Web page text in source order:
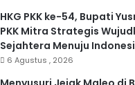
HKG PKK ke-54, Bupati
PKK Mitra Strategis
Sejahtera Menuju
6 Agustus , 2026